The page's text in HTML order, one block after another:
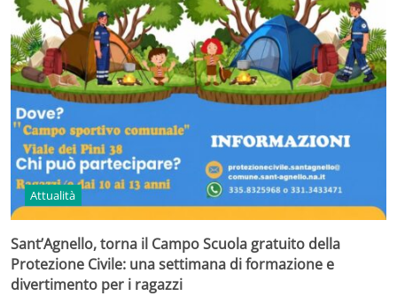
Attualità
Sant’Agnello, torna il Campo Scuola gratuito della
Protezione Civile: una settimana di formazione e
divertimento per i ragazzi